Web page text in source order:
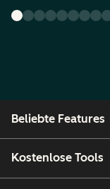
Beliebte Features
Kostenlose Tools